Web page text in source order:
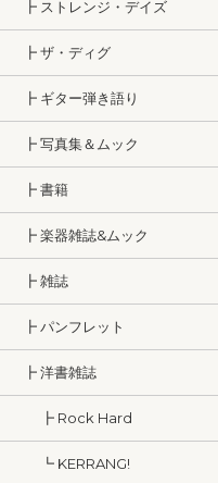
┣ ストレンジ・デイズ
┣ ザ・ディグ
┣ ギター弾き語り
┣ 写真集＆ムック
┣ 書籍
┣ 楽器雑誌&ムック
┣ 雑誌
┣ パンフレット
┣ 洋書雑誌
┣ Rock Hard
┗ KERRANG!